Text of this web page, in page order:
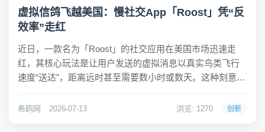
虚拟信鸽飞越美国：慢社交App「Roost」凭“反
效率”走红
近日，一款名为「Roost」的社交应用在美国市场迅速走
红，其核心玩法是让用户发送的虚拟消息以真实鸟类飞行
速度“送达”，距离远时甚至需要数小时或数天。这种刻意制
实现了用户量十倍增长，目前用户数即将突破30万。希鸥
希鸥网 2026-07-13 浏览: 1270 创新